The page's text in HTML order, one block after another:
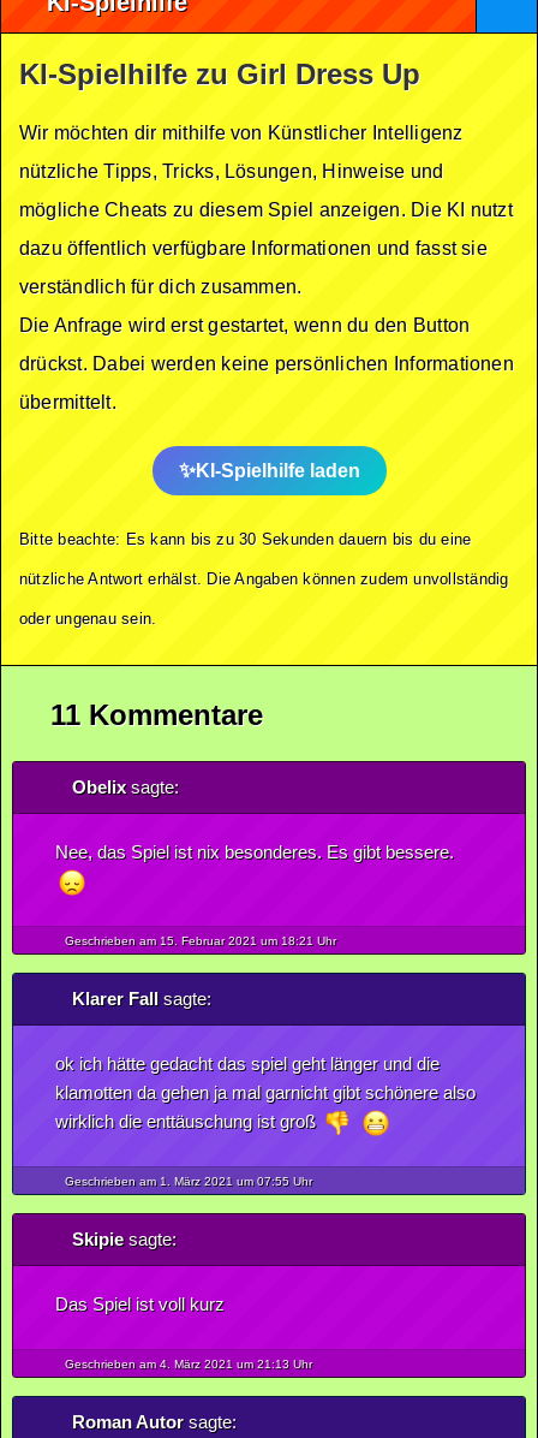
KI-Spielhilfe zu Girl Dress Up
Wir möchten dir mithilfe von Künstlicher Intelligenz
nützliche Tipps, Tricks, Lösungen, Hinweise und
mögliche Cheats zu diesem Spiel anzeigen. Die KI nutzt
dazu öffentlich verfügbare Informationen und fasst sie
verständlich für dich zusammen.
Die Anfrage wird erst gestartet, wenn du den Button
drückst. Dabei werden keine persönlichen Informationen
übermittelt.
KI-Spielhilfe laden
Bitte beachte: Es kann bis zu 30 Sekunden dauern bis du eine
nützliche Antwort erhälst. Die Angaben können zudem unvollständig
oder ungenau sein.
11 Kommentare
Obelixsagte:
Nee, das Spiel ist nix besonderes. Es gibt bessere.
Geschrieben am 15. Februar2021 um 18:21 Uhr
Klarer Fallsagte:
ok ich hätte gedacht das spiel geht länger und die
klamotten da gehen ja mal garnicht gibt schönere also
wirklich die enttäuschung ist groß
Geschrieben am 1. März2021 um 07:55 Uhr
Skipiesagte:
Das Spiel ist voll kurz
Geschrieben am 4. März2021 um 21:13 Uhr
Roman Autorsagte: